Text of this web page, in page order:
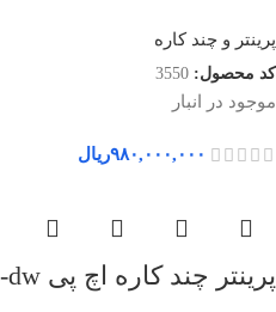
پرینتر و چند کاره
کد محصول: 3550
موجود در انبار
۹۸۰,۰۰۰,۰۰۰ریال
پرینتر چند کاره اچ پی MFP M428-dw